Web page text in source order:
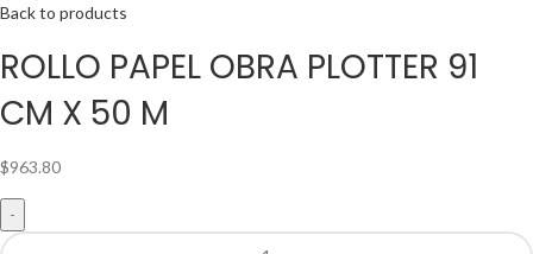
Back to products
ROLLO PAPEL OBRA PLOTTER 91
CM X 50 M
$963.80